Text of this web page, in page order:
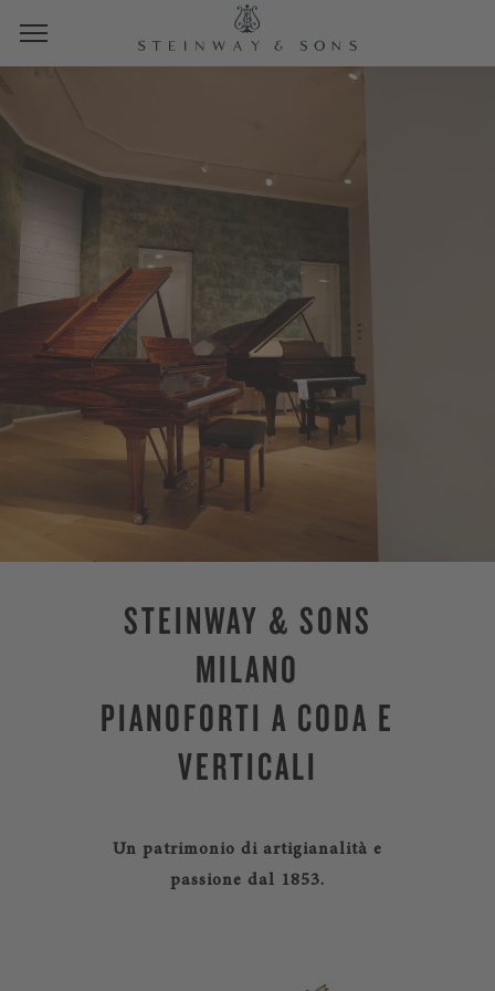
STEINWAY & SONS
MILANO
PIANOFORTI A CODA E
VERTICALI
Un patrimonio di artigianalità e
passione dal 1853.